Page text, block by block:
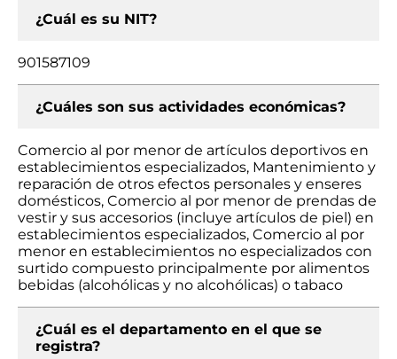
¿Cuál es su NIT?
901587109
¿Cuáles son sus actividades económicas?
Comercio al por menor de artículos deportivos en
establecimientos especializados, Mantenimiento y
reparación de otros efectos personales y enseres
domésticos, Comercio al por menor de prendas de
vestir y sus accesorios (incluye artículos de piel) en
establecimientos especializados, Comercio al por
menor en establecimientos no especializados con
surtido compuesto principalmente por alimentos
bebidas (alcohólicas y no alcohólicas) o tabaco
¿Cuál es el departamento en el que se
registra?